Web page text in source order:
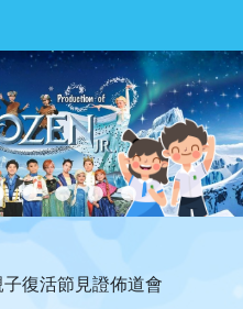
復活節見證佈道會